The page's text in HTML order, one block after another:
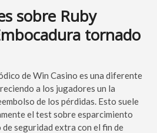
sobre Ruby
tornado
de Win Casino es una diferente
a los jugadores un la
de los pérdidas. Esto suele
el test sobre esparcimiento
seguridad extra con el fin de